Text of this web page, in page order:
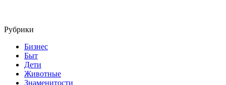
Рубрики
Бизнес
Быт
Дети
Животные
Знаменитости